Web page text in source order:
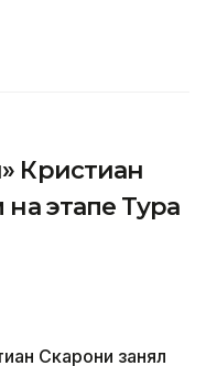
Кристиан
этапе Тура
Скарони занял